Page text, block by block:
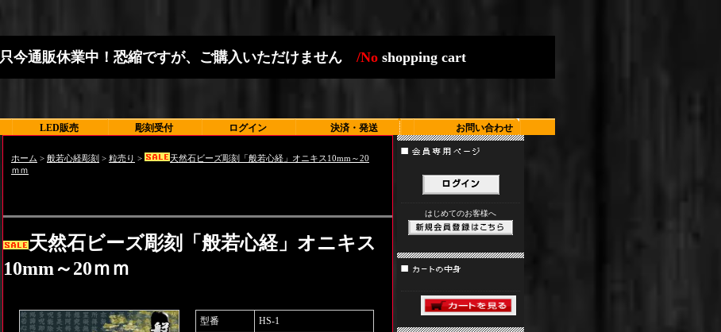
只今通販休業中 ！ 恐縮ですが、 ご購入いただけません /No shopping cart
LED販売 彫刻受付 ログイン 決済・発送 お問い合わせ
ホーム > 般若心経彫刻 > 粒売り >
天然石ビーズ彫刻「般若心経」オニキス10mm～20
ｍｍ
天然石ビーズ彫刻「般若心経」オニキス
10mm～20ｍｍ
型番
HS-1
はじめてのお客様へ